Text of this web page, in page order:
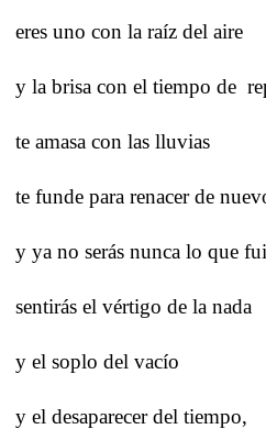
eres uno con la raíz del aire
y la brisa con el tiempo de
te amasa con las lluvias
te funde para renacer de
y ya no serás nunca lo que
sentirás el vértigo de la nada
y el soplo del vacío
y el desaparecer del tiempo,